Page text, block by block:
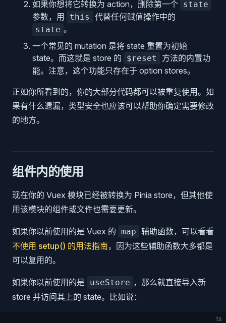
如果你想将它转换为 action，删除第一个 state
参数，用 this 代替任何赋值操作中的
state 。
一个常见的 mutation 是将 state 重置为初始
state。而这就是 store 的
$reset
方法的内置功
能。注意，这个功能只存在于 option stores。
正如你所看到的，你的大部分代码都可以被重复使用。如
果有什么遗漏，类型安全也应该可以帮助你确定需要修改
的地方。
组件内的使用
现在你的 Vuex 模块已经被转换为 Pinia store，但其他使
用该模块的组件或文件也需要更新。
如果你以前使用的是 Vuex 的 map 辅助函数，可以看看
不使用 setup() 的用法指南，因为这些辅助函数大多都是
可以复用的。
如果你以前使用的是 useStore ，那么就直接导入新
store 并访问其上的 state。比如说：
ts